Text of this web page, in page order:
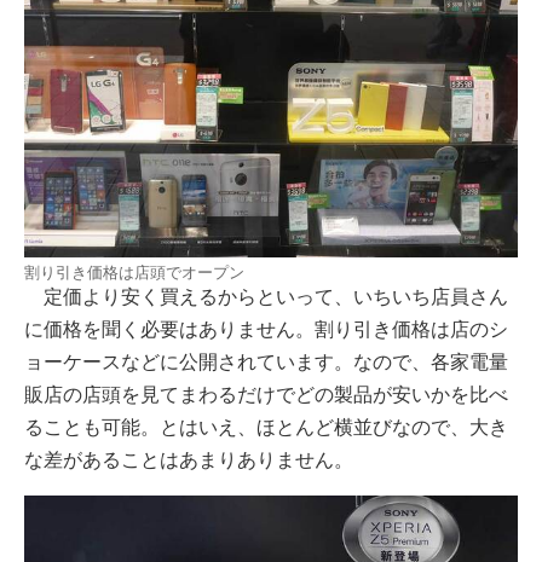
割り引き価格は店頭でオープン
定価より安く買えるからといって、いちいち店員さん
に価格を聞く必要はありません。割り引き価格は店のシ
ョーケースなどに公開されています。なので、各家電量
販店の店頭を見てまわるだけでどの製品が安いかを比べ
ることも可能。とはいえ、ほとんど横並びなので、大き
な差があることはあまりありません。